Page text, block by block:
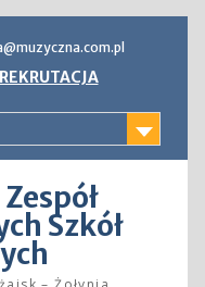
REKRUTACJA
Szkół